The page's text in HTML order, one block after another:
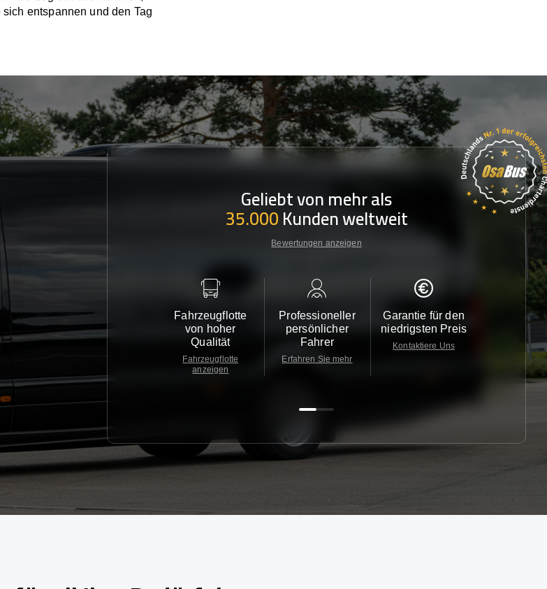
entspannen und den Tag
Geliebt von mehr als
35.000Kunden weltweit
Bewertungen anzeigen
Fahrzeugflotte
von hoher
Qualität
Fahrzeugflotte
anzeigen
Professioneller
persönlicher
Fahrer
Erfahren Sie mehr
Garantie für den
niedrigsten Preis
Kontaktiere Uns Kontaktiere